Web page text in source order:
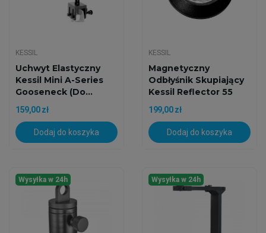
KESSIL
Uchwyt Elastyczny
Kessil Mini A-Series
Gooseneck (do...
159,00 zł
Dodaj do koszyka
KESSIL
Magnetyczny
Odbłyśnik Skupiający
Kessil Reflector 55
(do...
199,00 zł
Dodaj do koszyka
Wysyłka w 24h Wysyłka w 24h